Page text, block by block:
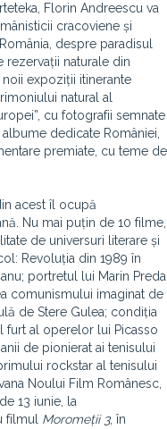
Florin Andreescu va
cracoviene și
despre paradisul
rezervații naturale din
expoziții itinerante
natural al
cu fotografii semnate
dedicate României,
premiate, cu teme de
acest îl ocupă
Nu mai puțin de 10 filme,
de universuri literare și
Revoluția din 1989 în
portretul lui Marin Preda
comunismului imaginat de
de Stere Gulea; condiția
al operelor lui Picasso
de pionierat ai tenisului
rockstar al tenisului
Noului Film Românesc,
13 iunie, la
filmul Moromeții 3, în